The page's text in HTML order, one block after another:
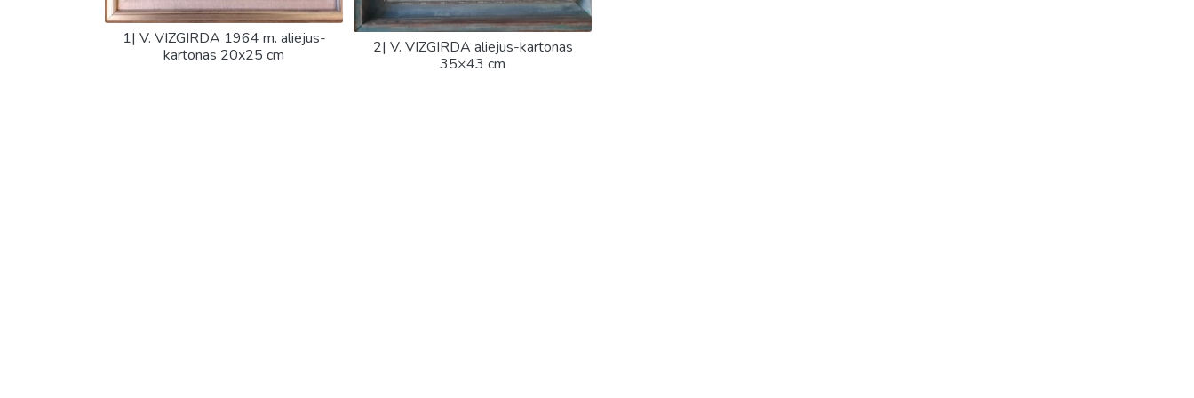
1| V. VIZGIRDA 1964 m. aliejus-
kartonas 20x25 cm
2| V. VIZGIRDA aliejus-kartonas
35×43 cm